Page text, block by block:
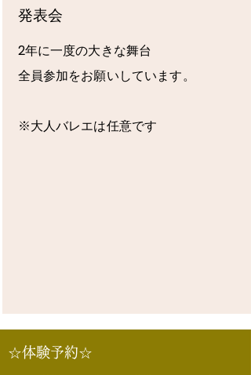
発表会
2年に一度の大きな舞台
全員参加をお願いしています。
​※大人バレエは任意です
☆体験予約☆